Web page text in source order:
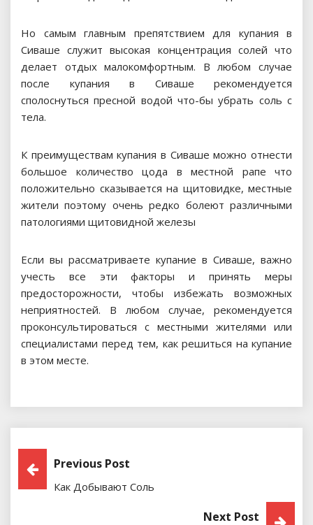
Но самым главным препятствием для купания в
Сиваше служит высокая концентрация солей что
делает отдых малокомфортным. В любом случае
после купания в Сиваше рекомендуется
сполоснуться пресной водой что-бы убрать соль с
тела.
К преимуществам купания в Сиваше можно отнести
большое количество цода в местной рапе что
положительно сказывается на щитовидке, местные
жители поэтому очень редко болеют различными
патологиями щитовидной железы
Если вы рассматриваете купание в Сиваше, важно
учесть все эти факторы и принять меры
предосторожности, чтобы избежать возможных
неприятностей. В любом случае, рекомендуется
проконсультироваться с местными жителями или
специалистами перед тем, как решиться на купание
в этом месте.
Навигация
По
Previous Post
Как Добывают Соль
Next Post